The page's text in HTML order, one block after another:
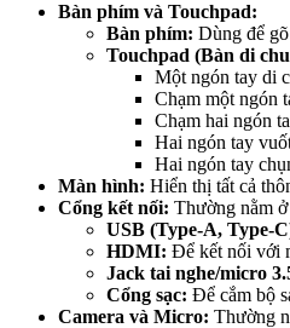
Bàn phím và Touchpad:
Bàn phím: Dùng để
Touchpad (Bàn di
Một ngón tay di
Chạm một ngón
Chạm hai ngón
Hai ngón tay
Hai ngón tay
Màn hình: Hiển thị tất cả
Cổng kết nối: Thường nằm
USB (Type-A, Type-
HDMI: Để kết nối với
Jack tai nghe/micro
Cổng sạc: Để cắm bộ
Camera và Micro: Thường